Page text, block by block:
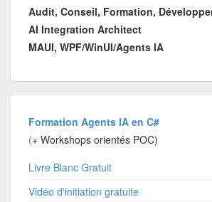
Audit, Conseil, Formation,
AI Integration Architect
MAUI, WPF/WinUI/Agents IA
Formation Agents IA en C#
(+ Workshops orientés POC)
Livre Blanc Gratuit
Vidéo d'initiation gratuite